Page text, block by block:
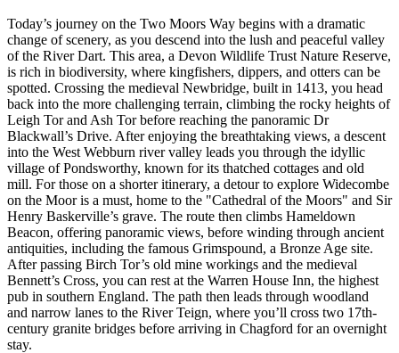
Today’s journey on the Two Moors Way begins with a dramatic
change of scenery, as you descend into the lush and peaceful valley
of the River Dart. This area, a Devon Wildlife Trust Nature Reserve,
is rich in biodiversity, where kingfishers, dippers, and otters can be
spotted. Crossing the medieval Newbridge, built in 1413, you head
back into the more challenging terrain, climbing the rocky heights of
Leigh Tor and Ash Tor before reaching the panoramic Dr
Blackwall’s Drive. After enjoying the breathtaking views, a descent
into the West Webburn river valley leads you through the idyllic
village of Pondsworthy, known for its thatched cottages and old
mill. For those on a shorter itinerary, a detour to explore Widecombe
on the Moor is a must, home to the "Cathedral of the Moors" and Sir
Henry Baskerville’s grave. The route then climbs Hameldown
Beacon, offering panoramic views, before winding through ancient
antiquities, including the famous Grimspound, a Bronze Age site.
After passing Birch Tor’s old mine workings and the medieval
Bennett’s Cross, you can rest at the Warren House Inn, the highest
pub in southern England. The path then leads through woodland
and narrow lanes to the River Teign, where you’ll cross two 17th-
century granite bridges before arriving in Chagford for an overnight
stay.